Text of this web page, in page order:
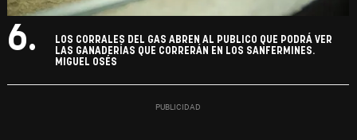
6.
LOS CORRALES DEL GAS ABREN AL PUBLICO QUE PODRÁ VER
LAS GANADERÍAS QUE CORRERÁN EN LOS SANFERMINES.
MIGUEL OSÉS